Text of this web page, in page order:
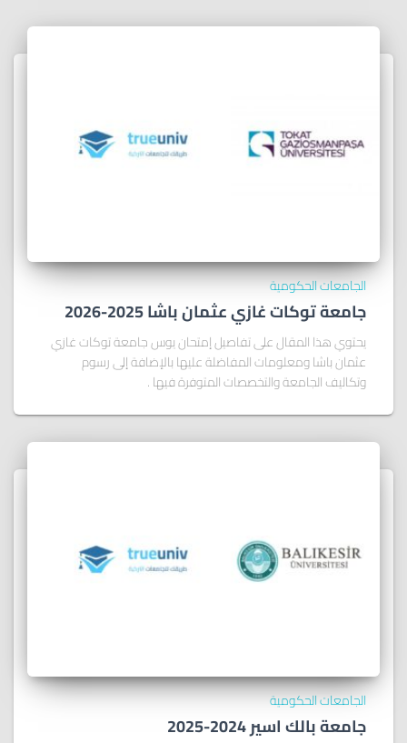
الجامعات الحكومية
جامعة توكات غازي عثمان باشا 2025-2026
يحتوي هذا المقال على تفاصيل إمتحان يوس جامعة توكات غازي
عثمان باشا ومعلومات المفاضلة عليها بالإضافة إلى رسوم
وتكاليف الجامعة والتخصصات المتوفرة فيها .
الجامعات الحكومية
جامعة بالك اسير 2024-2025